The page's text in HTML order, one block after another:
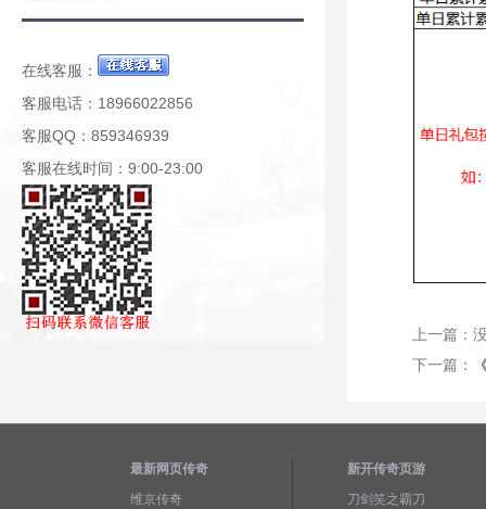
在线客服：
客服电话：18966022856
客服QQ：859346939
客服在线时间：9:00-23:00
上一篇：
下一篇：
最新网页传奇
维京传奇
新开传奇页游
刀剑笑之霸刀